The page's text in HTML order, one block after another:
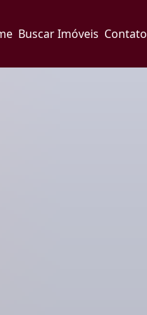
Buscar Imóveis Contato